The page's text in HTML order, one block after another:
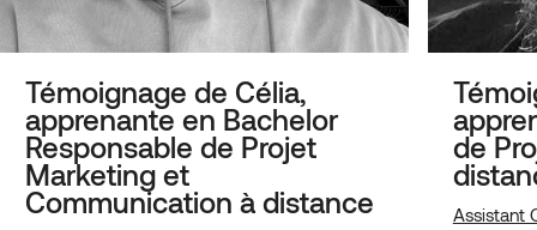
Témoignage de Célia,
apprenante en Bachelor
Responsable de Projet
Marketing et
Communication à distance
de
Assistant